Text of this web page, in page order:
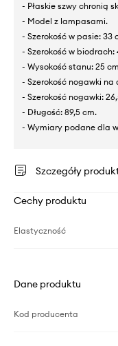
- Płaskie szwy chronią
- Model z lampasami.
- Szerokość w pasie: 33
- Szerokość w biodrach:
- Wysokość stanu: 25
- Szerokość nogawki na
- Szerokość nogawki:
- Długość: 89,5 cm.
- Wymiary podane dla
Szczegóły
Cechy produktu
Elastyczność
Dane produktu
Kod producenta